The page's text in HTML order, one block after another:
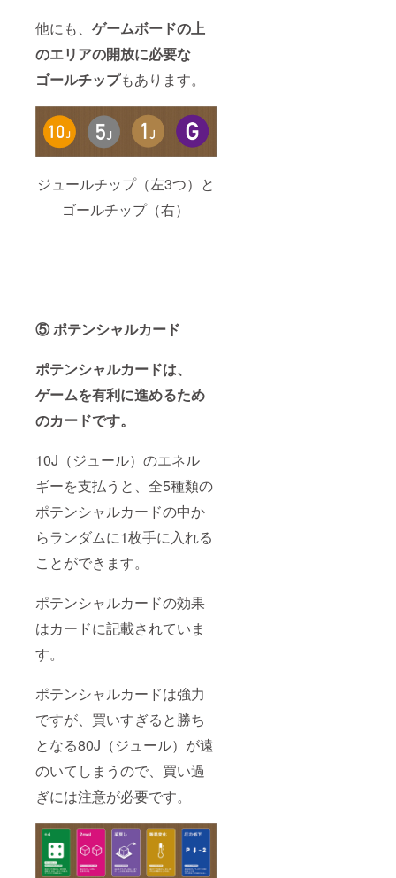
他にも、 ゲームボードの上
のエリアの開放に必要な
ゴールチップもあります。
ジュールチップ（左3つ）と
ゴールチップ（右）
⑤ ポテンシャルカード
ポテンシャルカードは、
ゲームを有利に進めるため
のカードです。
10J（ジュール）のエネル
ギーを支払うと、全5種類の
ポテンシャルカードの中か
らランダムに1枚手に入れる
ことができます。
ポテンシャルカードの効果
はカードに記載されていま
す。
ポテンシャルカードは強力
ですが、買いすぎると勝ち
となる80J（ジュール）が遠
のいてしまうので、買い過
ぎには注意が必要です。